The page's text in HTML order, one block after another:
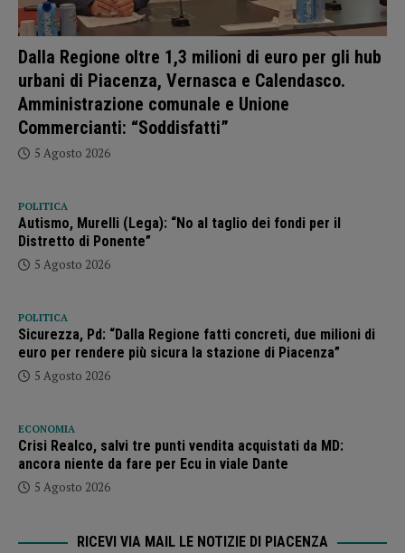
Dalla Regione oltre 1,3 milioni di euro per gli hub
urbani di Piacenza, Vernasca e Calendasco.
Amministrazione comunale e Unione
Commercianti: “Soddisfatti”
5 Agosto 2026
POLITICA
Autismo, Murelli (Lega): “No al taglio dei fondi per il
Distretto di Ponente”
5 Agosto 2026
POLITICA
Sicurezza, Pd: “Dalla Regione fatti concreti, due milioni di
euro per rendere più sicura la stazione di Piacenza”
5 Agosto 2026
ECONOMIA
Crisi Realco, salvi tre punti vendita acquistati da MD:
ancora niente da fare per Ecu in viale Dante
5 Agosto 2026
RICEVI VIA MAIL LE NOTIZIE DI PIACENZA